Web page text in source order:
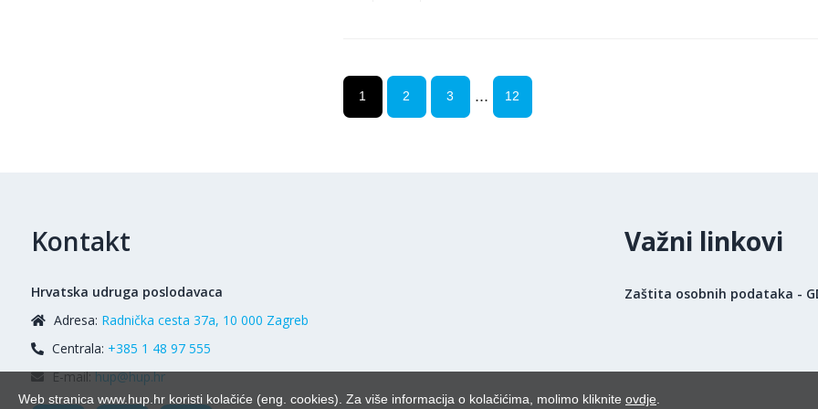
1 2 3 ... 12
Kontakt
Hrvatska udruga poslodavaca
Adresa: Radnička cesta 37a, 10 000 Zagreb
Centrala: +385 1 48 97 555
E-mail:hup@hup.hr
Važni linkovi
Zaštita osobnih podataka -
Web stranica www.hup.hr koristi kolačiće (eng. cookies). Za više informacija o kolačićima, molimo kliknite ovdje